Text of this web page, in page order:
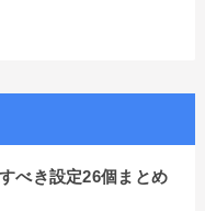
べき設定26個まとめ